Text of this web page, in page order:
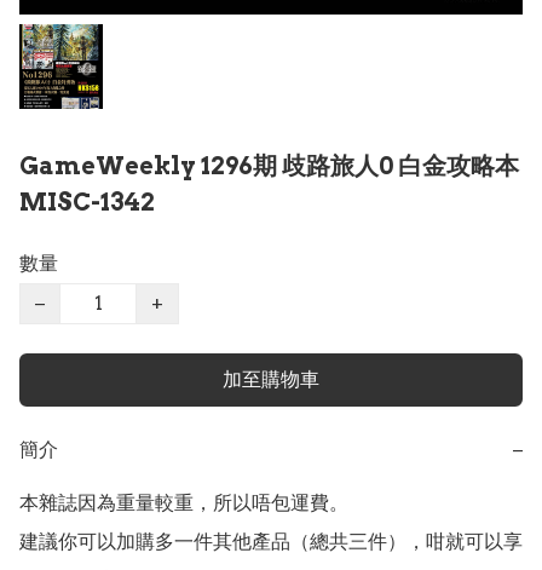
GameWeekly 1296期 歧路旅人0 白金攻略本
MISC-1342
數量
−
+
加至購物車
簡介 −
本雜誌因為重量較重，所以唔包運費。
建議你可以加購多一件其他產品（總共三件），咁就可以享